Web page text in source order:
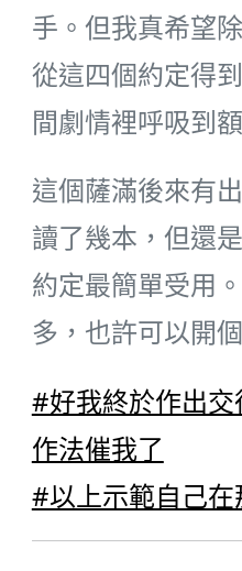
手。但我真希望
從這四個約定得
間劇情裡呼吸到
這個薩滿後來有
讀了幾本，但還
約定最簡單受用
多，也許可以開
#好我終於作出
作法催我了
#以上示範自己在